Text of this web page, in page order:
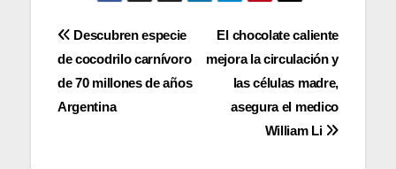
Navegación
de
entradas
El chocolate caliente
mejora la circulación y
las células madre,
asegura el medico
William Li
Descubren especie
de cocodrilo carnívoro
de 70 millones de años
Argentina